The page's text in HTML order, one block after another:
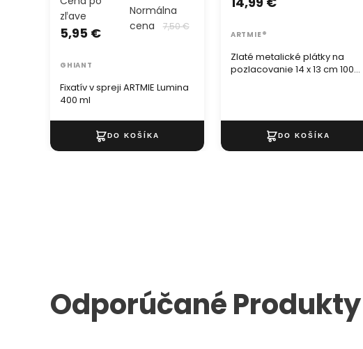
Fixatív v spreji ARTMIE Lumina
400 ml
zľave
5,95 €
Normálna
cena
7,50 €
GHIANT
Zlaté metalické plátky na
pozlacovanie 14 x 13 cm 100
ARTMIE®
Odporúčané Produkty